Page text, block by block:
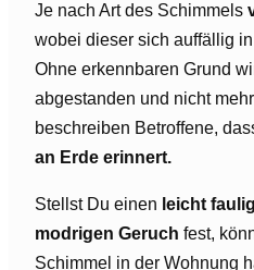
Je nach Art des Schimmels
wobei dieser sich auffällig
Ohne erkennbaren Grund
abgestanden und nicht
beschreiben Betroffene,
an Erde erinnert.
Stellst Du einen leicht
modrigen Geruch fest,
Schimmel in der Wohnung